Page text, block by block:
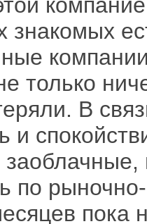
знакомых
только
В
и
по
пока